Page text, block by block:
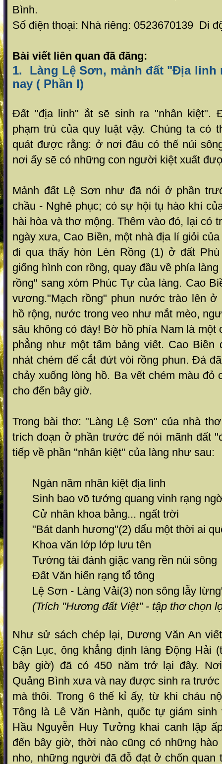
Bình.
Số điện thoại: Nhà riêng: 0523670139 Di
Bài viết liên quan đã đăng:
1. Làng Lệ Sơn, mảnh đất "Địa linh
nay ( Phần I)
Đất "địa linh" ắt sẽ sinh ra "nhân kiệt".
phạm trù của quy luật vậy. Chúng ta có
quát được rằng: ở nơi đâu có thế núi
nơi ấy sẽ có những con người kiệt xuất
Mảnh đất Lệ Sơn như đã nói ở phần
chầu - Nghê phục; có sự hội tụ hào khí
hài hòa và thơ mộng. Thêm vào đó, lại có
ngày xưa, Cao Biền, một nhà địa lí giỏi
đi qua thấy hòn Lèn Rồng (1) ở đất
giống hình con rồng, quay đầu về phía
rồng" sang xóm Phúc Tự của làng. Cao
vương."Mạch rồng" phun nước trào lên
hồ rộng, nước trong veo như mắt mèo,
sâu không có đáy! Bờ hồ phía Nam là một
phẳng như một tấm bảng viết. Cao Biền
nhát chém để cắt đứt vòi rồng phun. Đá
chảy xuống lòng hồ. Ba vết chém màu đỏ
cho đến bây giờ.
Trong bài thơ: "Làng Lệ Sơn" của nhà
trích đoạn ở phần trước để nói mãnh đất
tiếp về phần "nhân kiệt" của làng như sau:
Ngàn năm nhân kiệt địa linh
Sinh bao võ tướng quang vinh rạng
Cử nhân khoa bảng... ngất trời
"Bát danh hương"(2) dẩu một thời ai
Khoa văn lớp lớp lưu tên
Tướng tài đánh giặc vang rền núi sông
Đất Văn hiến rạng tổ tông
Lệ Sơn - Làng Vải(3) non sông lẫy
(Trích "Hương đất Việt" - tập thơ chọn
Như sử sách chép lại, Dương Văn An
Cận Lục, ông khẳng định làng Động Hải
bây giờ) đã có 450 năm trở lại đây.
Quảng Bình xưa và nay được sinh ra
mà thôi. Trong 6 thế kỉ ấy, từ khi cháu
Tông là Lê Văn Hành, quốc tự giám
Hầu Nguyễn Huy Tưởng khai canh lập
đến bây giờ, thời nào cũng có những
nho, những người đã đỗ đạt ở chốn quan